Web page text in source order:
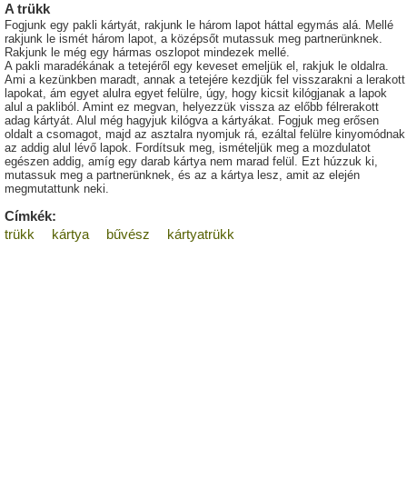
A trükk
Fogjunk egy pakli kártyát, rakjunk le három lapot háttal egymás alá. Mellé
rakjunk le ismét három lapot, a középsőt mutassuk meg partnerünknek.
Rakjunk le még egy hármas oszlopot mindezek mellé.
A pakli maradékának a tetejéről egy keveset emeljük el, rakjuk le oldalra.
Ami a kezünkben maradt, annak a tetejére kezdjük fel visszarakni a lerakott
lapokat, ám egyet alulra egyet felülre, úgy, hogy kicsit kilógjanak a lapok
alul a pakliból. Amint ez megvan, helyezzük vissza az előbb félrerakott
adag kártyát. Alul még hagyjuk kilógva a kártyákat. Fogjuk meg erősen
oldalt a csomagot, majd az asztalra nyomjuk rá, ezáltal felülre kinyomódnak
az addig alul lévő lapok. Fordítsuk meg, ismételjük meg a mozdulatot
egészen addig, amíg egy darab kártya nem marad felül. Ezt húzzuk ki,
mutassuk meg a partnerünknek, és az a kártya lesz, amit az elején
megmutattunk neki.
Címkék:
trükk
kártya bűvész kártyatrükk